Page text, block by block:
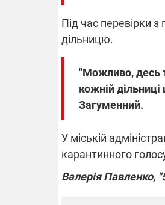
Під час перевірки
дільницю.
"Можливо, десь
кожній
Загуменний.
У міській
карантинного
Валерія Павленко,